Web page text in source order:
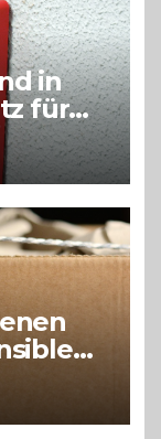
in
für